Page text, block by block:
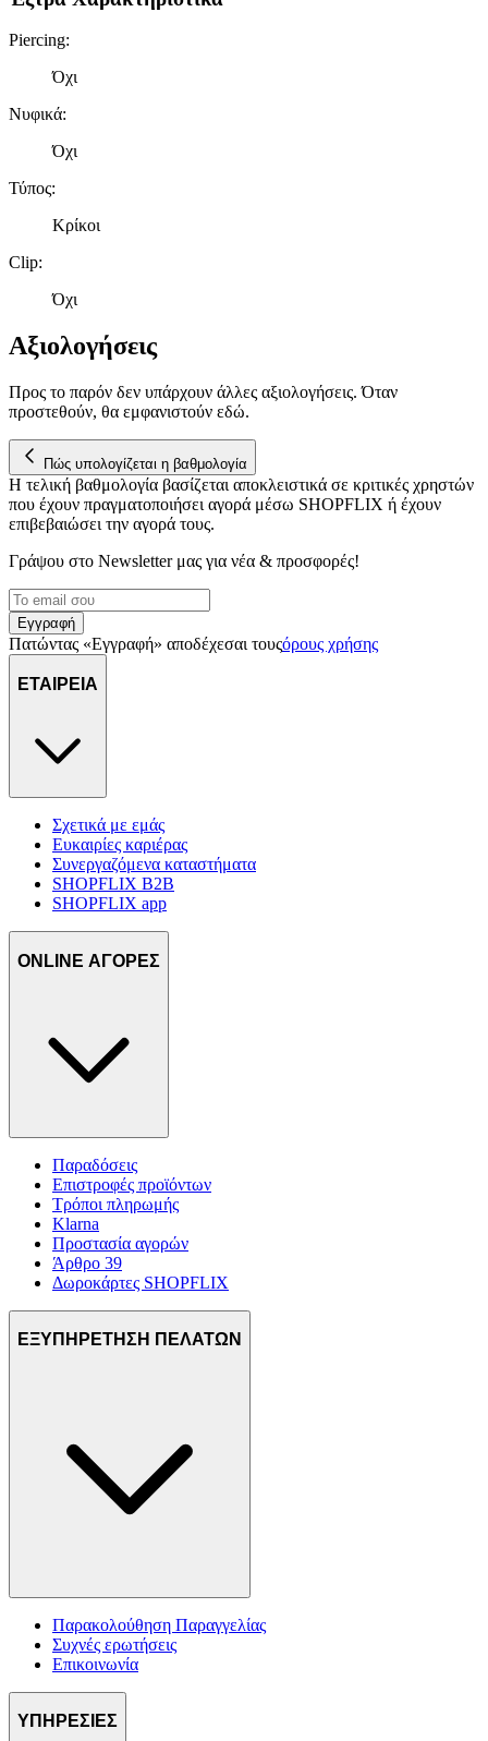
διαφημίσεων και περιεχομένου, τις μετρήσεις σχετικά με
διαφημίσεις και περιεχόμενο, την καλύτερη εικόνα του κοινού
μας και την ανάπτυξη προϊόντων. Επίσης, κοινοποιούμε
πληροφορίες σχετικά με την από μέρους σας χρήση της
δικτύωσης, διαφημίσεων και ανάλυσης.
Piercing:
Όχι
Νυφικά:
Όχι
Τύπος:
Κρίκοι
Clip:
Όχι
Αξιολογήσεις
Προς το παρόν δεν υπάρχουν άλλες αξιολογήσεις. Όταν
προστεθούν, θα εμφανιστούν εδώ.
Πώς υπολογίζεται η βαθμολογία
Η τελική βαθμολογία βασίζεται αποκλειστικά σε κριτικές χρηστών
που έχουν πραγματοποιήσει αγορά μέσω SHOPFLIX ή έχουν
επιβεβαιώσει την αγορά τους.
Γράψου στο Νewsletter μας για νέα & προσφορές!
Εγγραφή
Πατώντας «Εγγραφή» αποδέχεσαι τουςόρους χρήσης
ΕΤΑΙΡΕΙΑ
Σχετικά με εμάς
Ευκαιρίες καριέρας
Συνεργαζόμενα καταστήματα
SHOPFLIX B2B
SHOPFLIX app
ONLINE ΑΓΟΡΕΣ
Παραδόσεις
Επιστροφές προϊόντων
Τρόποι πληρωμής
Klarna
Προστασία αγορών
Άρθρο 39
Δωροκάρτες SHOPFLIX
ΕΞΥΠΗΡΕΤΗΣΗ ΠΕΛΑΤΩΝ
Παρακολούθηση Παραγγελίας
Συχνές ερωτήσεις
Επικοινωνία
ΥΠΗΡΕΣΙΕΣ